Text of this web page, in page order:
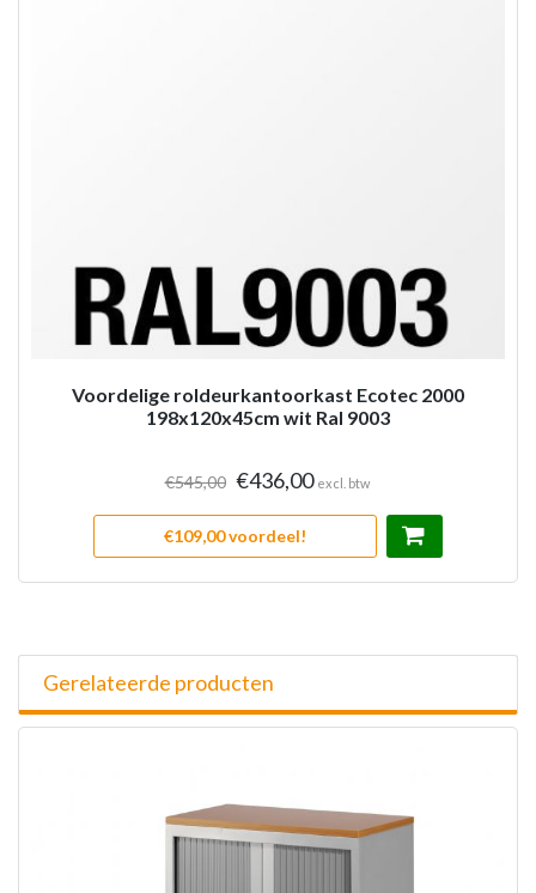
Voordelige roldeurkantoorkast Ecotec 2000
198x120x45cm wit Ral 9003
€545,00 €436,00 excl. btw
€109,00 voordeel!
Gerelateerde producten